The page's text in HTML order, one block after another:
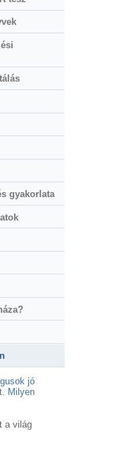
gyakorlata
jó
Milyen
a világ